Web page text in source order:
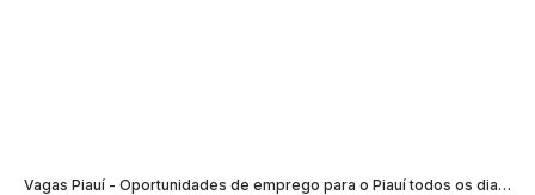
Vagas Piauí - Oportunidades de emprego para o Piauí todos os dias>